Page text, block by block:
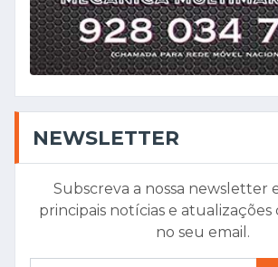
NEWSLETTER
Subscreva a nossa newsletter
principais notícias e
no seu email.